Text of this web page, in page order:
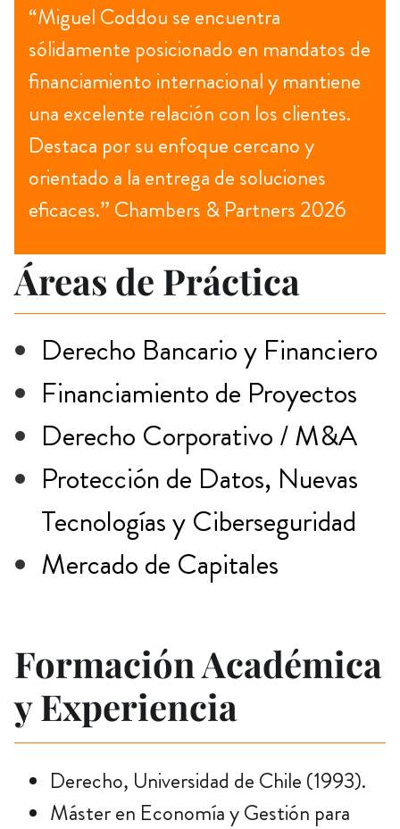
Áreas de Práctica
Derecho Bancario y Financiero
Financiamiento de Proyectos
Derecho Corporativo / M&A
Protección de Datos, Nuevas
Tecnologías y Ciberseguridad
Mercado de Capitales
Formación Académica
y Experiencia
Derecho, Universidad de Chile (1993).
Máster en Economía y Gestión para
“Miguel Coddou se encuentra
sólidamente posicionado en mandatos de
financiamiento internacional y mantiene
una excelente relación con los clientes.
Destaca por su enfoque cercano y
orientado a la entrega de soluciones
eficaces.” Chambers & Partners 2026